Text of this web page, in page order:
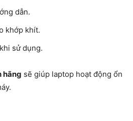
dẫn.
khớp khít.
sử dụng.
hãng sẽ giúp laptop hoạt động ổn